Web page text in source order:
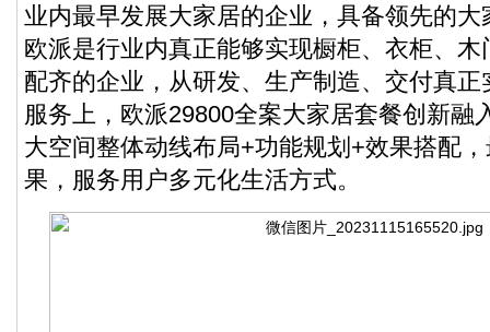
业内最早发展大家居的企业，具备领先的
欧派是行业内真正能够实现橱柜、衣柜、
配齐的企业，从研发、生产制造、交付真
服务上，欧派29800全案大家居套餐创新融
大空间整体动线布局+功能规划+效果搭配
果，服务用户多元化生活方式。